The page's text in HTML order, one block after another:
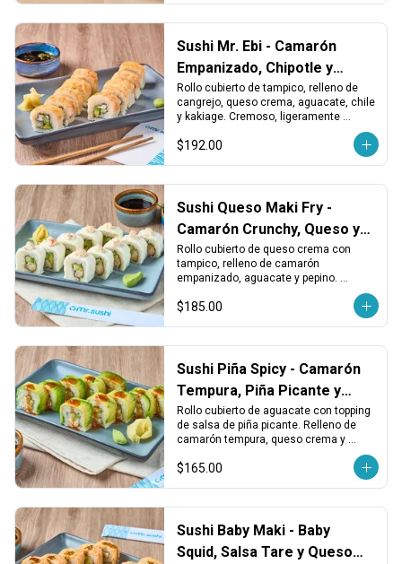
Sushi Mr. Ebi - Camarón
Empanizado, Chipotle y
Queso
Rollo cubierto de tampico, relleno de
cangrejo, queso crema, aguacate, chile
y kakiage. Cremoso, ligeramente
$192.00
Sushi Queso Maki Fry -
Camarón Crunchy, Queso y
Tampico
Rollo cubierto de queso crema con
tampico, relleno de camarón
empanizado, aguacate y pepino.
equilibrado.
$185.00
Sushi Piña Spicy - Camarón
Tempura, Piña Picante y
Queso
Rollo cubierto de aguacate con topping
de salsa de piña picante. Relleno de
camarón tempura, queso crema y
$165.00
Sushi Baby Maki - Baby
Squid, Salsa Tare y Queso